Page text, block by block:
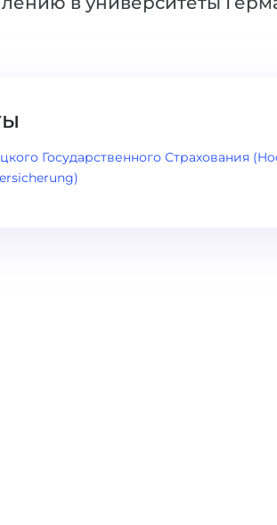
Государственного Страхования